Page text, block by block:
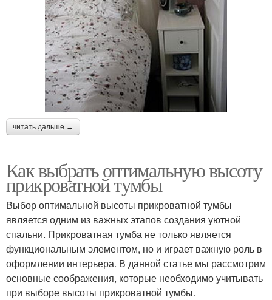
читать дальше →
Как выбрать оптимальную высоту
прикроватной тумбы
Выбор оптимальной высоты прикроватной тумбы
является одним из важных этапов создания уютной
спальни. Прикроватная тумба не только является
функциональным элементом, но и играет важную роль в
оформлении интерьера. В данной статье мы рассмотрим
основные соображения, которые необходимо учитывать
при выборе высоты прикроватной тумбы.